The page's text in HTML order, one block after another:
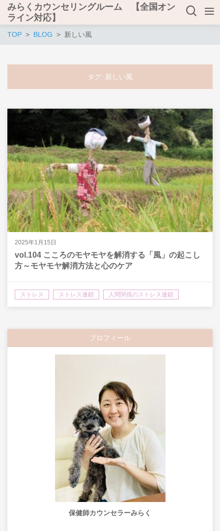
みらくカウンセリングルーム 【全国オン
ライン対応】
TOP BLOG 新しい風
タグ: 新しい風
2025年1月15日
vol.104 こころのモヤモヤを解消する「風」の起こし
方～モヤモヤ解消方法と心のケア
ストレス ストレス連鎖 人間関係のストレス連鎖
プロフィール
保健師カウンセラーみらく